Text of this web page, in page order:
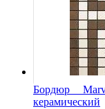
Бордюр
керамический